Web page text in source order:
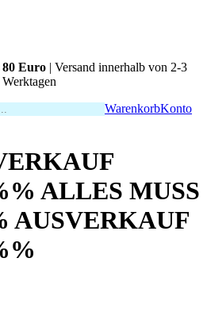
80 Euro | Versand innerhalb von 2-3
Werktagen
WarenkorbKonto
ALLES MUSS
AUSVERKAUF